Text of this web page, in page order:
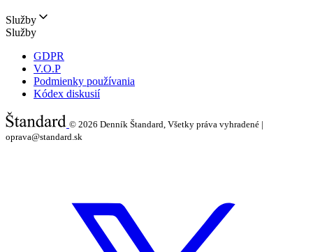
Služby
Služby
GDPR
V.O.P
Podmienky používania
Kódex diskusií
© 2026 Denník Štandard, Všetky práva vyhradené |
oprava@standard.sk